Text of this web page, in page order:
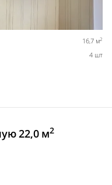
16,7 м2
4 шт
22,0 м2